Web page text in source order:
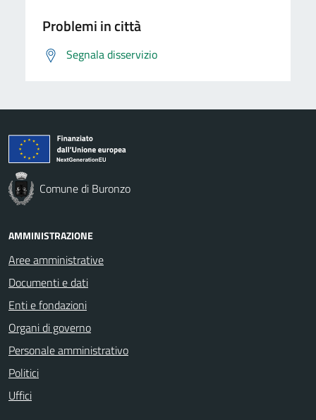
Problemi in città
Segnala disservizio
Comune di Buronzo
AMMINISTRAZIONE
Aree amministrative
Documenti e dati
Enti e fondazioni
Organi di governo
Personale amministrativo
Politici
Uffici